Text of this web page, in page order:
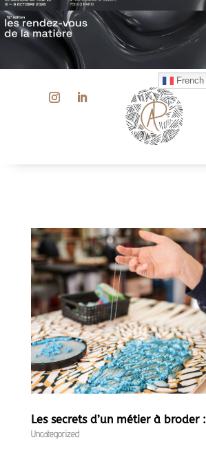
French
Les secrets d’un métier à broder :
Uncategorized